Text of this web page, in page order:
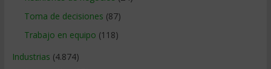
Toma de decisiones (87)
Trabajo en equipo (118)
Industrias (4.874)